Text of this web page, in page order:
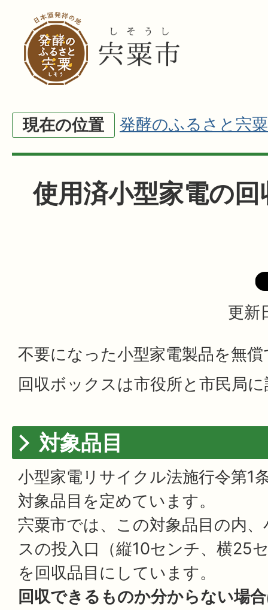
現在の位置 発酵のふるさと宍粟
使用済小型家電の
更新
不要になった小型家電製品を無
回収ボックスは市役所と市民局
対象品目
小型家電リサイクル法施行令第1
対象品目を定めています。
宍粟市では、この対象品目の内
スの投入口（縦10センチ、横25
を回収品目にしています。
回収できるものか分からない場